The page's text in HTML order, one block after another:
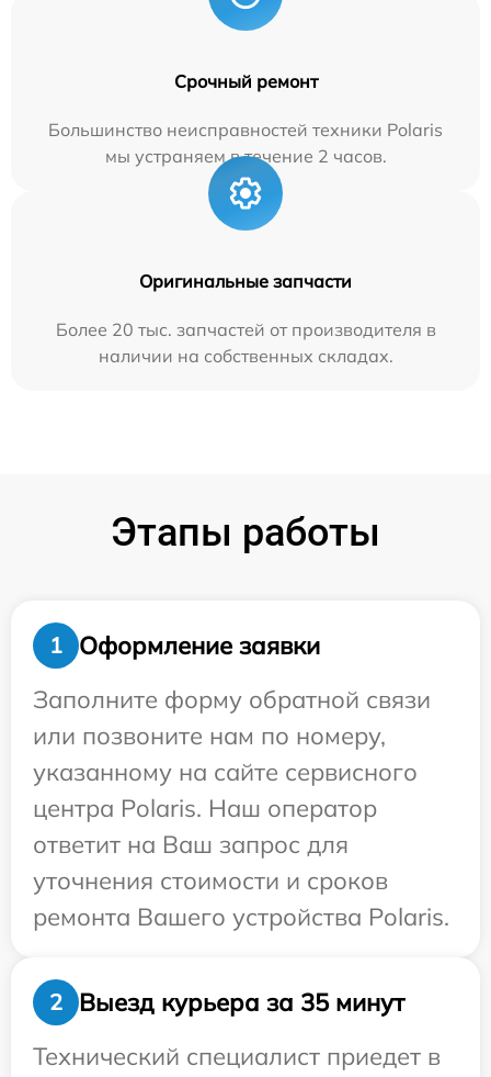
Срочный ремонт
Большинство неисправностей техники Polaris
мы устраняем в течение 2 часов.
Оригинальные запчасти
Более 20 тыс. запчастей от производителя в
наличии на собственных складах.
Этапы работы
1
Оформление заявки
Заполните форму обратной связи
или позвоните нам по номеру,
указанному на сайте сервисного
центра Polaris. Наш оператор
ответит на Ваш запрос для
уточнения стоимости и сроков
ремонта Вашего устройства Polaris.
2
Выезд курьера за 35 минут
Технический специалист приедет в